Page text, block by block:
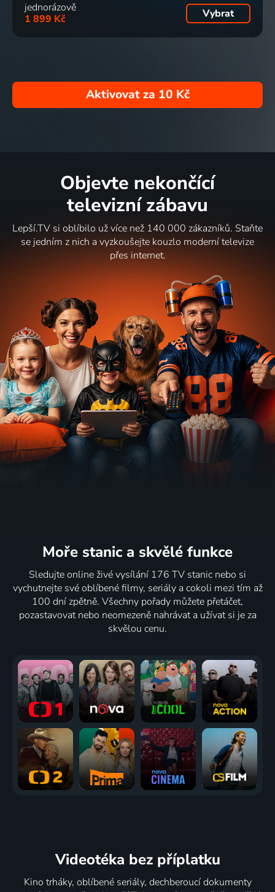
jednorázově
1 899 Kč
Vybrat
Aktivovat za 10 Kč
Objevte nekončící
televizní zábavu
Lepší.TV si oblíbilo už více než 140 000 zákazníků. Staňte
se jedním z nich a vyzkoušejte kouzlo moderní televize
přes internet.
Moře stanic a skvělé funkce
Sledujte online živé vysílání 176 TV stanic nebo si
vychutnejte své oblíbené filmy, seriály a cokoli mezi tím až
100 dní zpětně. Všechny pořady můžete přetáčet,
pozastavovat nebo neomezeně nahrávat a užívat si je za
skvělou cenu.
Videotéka bez příplatku
Kino trháky, oblíbené seriály, dechberoucí dokumenty